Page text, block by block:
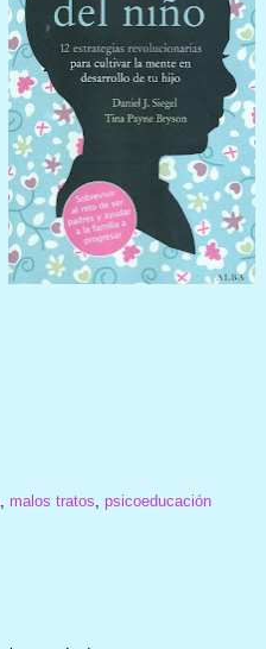
malos tratos psicoeducación